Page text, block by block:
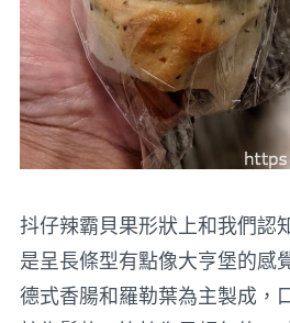
抖仔辣霸貝果形狀上和我們認
是呈長條型有點像大亨堡的感
德式香腸和羅勒葉為主製成，